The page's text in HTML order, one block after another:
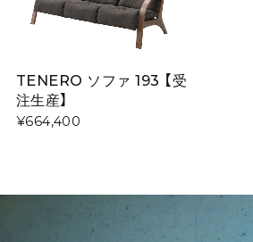
TENERO ソファ 193 【受
注生産】
¥664,400